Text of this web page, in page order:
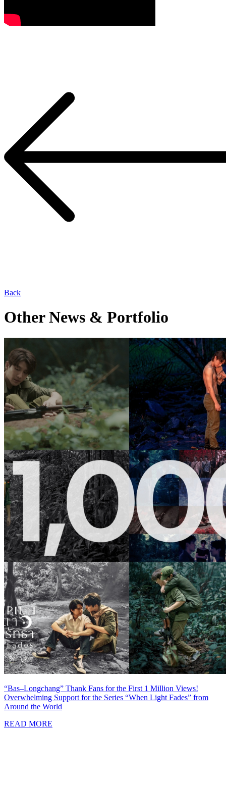
Back
Other News & Portfolio
“Bas–Longchang” Thank Fans for the First 1 Million Views!
Overwhelming Support for the Series “When Light Fades” from
Around the World
READ MORE